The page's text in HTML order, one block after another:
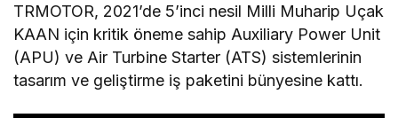
TRMOTOR, 2021’de 5’inci nesil Milli Muharip Uçak
KAAN için kritik öneme sahip Auxiliary Power Unit
(APU) ve Air Turbine Starter (ATS) sistemlerinin
tasarım ve geliştirme iş paketini bünyesine kattı.